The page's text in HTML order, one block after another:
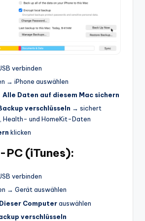
verbinden
→ iPhone auswählen
Daten auf diesem Mac sichern
verschlüsseln → sichert
Health- und HomeKit-Daten
klicken
(iTunes):
verbinden
→ Gerät auswählen
Computerauswählen
verschlüsseln